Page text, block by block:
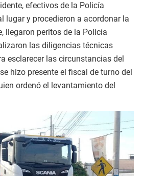
efectivos de la Policía
lugar y procedieron a acordonar la
llegaron peritos de la Policía
las diligencias técnicas
esclarecer las circunstancias del
hizo presente el fiscal de turno del
ordenó el levantamiento del